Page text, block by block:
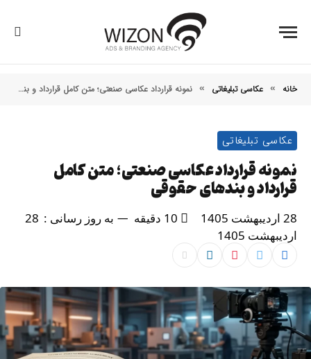
خانه » عکاسی تبلیغاتی » نمونه قرارداد عکاسی صنعتی؛ متن کامل قرارداد و بندهای حقوقی
عکاسی تبلیغاتی
نمونه قرارداد عکاسی صنعتی؛ متن کامل
قرارداد و بندهای حقوقی
28 اردیبهشت 1405 10 دقیقه به روز رسانی : 28
اردیبهشت 1405